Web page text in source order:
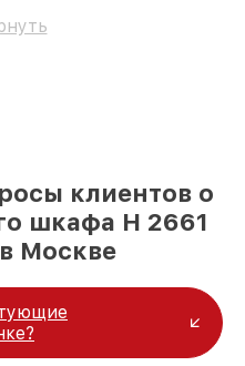
клиентов о
шкафа H 2661
в Москве